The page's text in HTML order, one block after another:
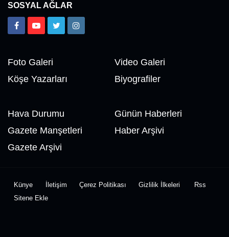
SOSYAL AĞLAR
Foto Galeri
Video Galeri
Köşe Yazarları
Biyografiler
Hava Durumu
Günün Haberleri
Gazete Manşetleri
Haber Arşivi
Gazete Arşivi
Künye İletişim Çerez Politikası Gizlilik İlkeleri
Rss
Sitene Ekle